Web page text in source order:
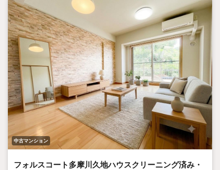
中古マンション
フォルスコート多摩川久地ハウスクリーニング済み・